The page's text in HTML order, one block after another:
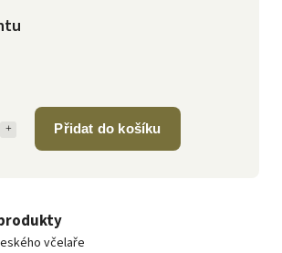
Přidat do košíku
včelaře